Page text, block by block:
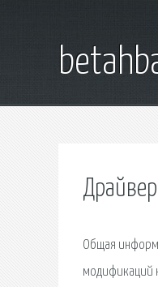
Общая
модификаций